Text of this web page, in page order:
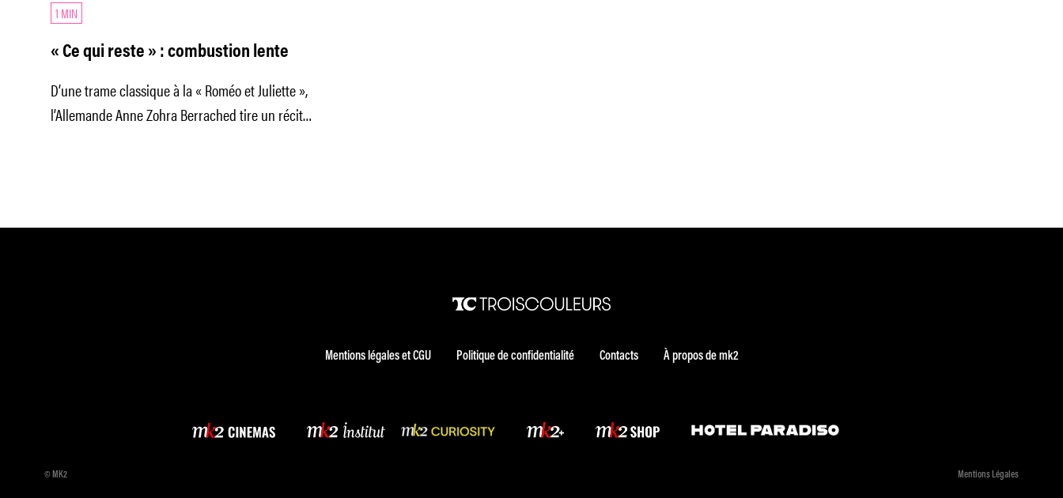
1 MIN
« Ce qui reste » : combustion lente
D’une trame classique à la « Roméo et Juliette »,
l’Allemande Anne Zohra Berrached tire un récit
Mentions légales et CGU Politique de confidentialité Contacts À propos de mk2
© MK2 Mentions Légales